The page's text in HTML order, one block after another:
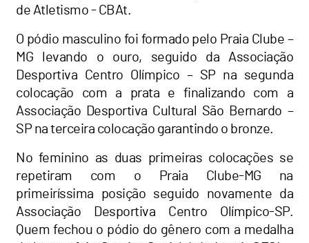
de Atletismo - CBAt.
O pódio masculino foi formado pelo Praia Clube –
MG levando o ouro, seguido da Associação
Desportiva Centro Olímpico – SP na segunda
colocação com a prata e finalizando com a
Associação Desportiva Cultural São Bernardo –
SP na terceira colocação garantindo o bronze.
No feminino as duas primeiras colocações se
repetiram com o Praia Clube-MG na
primeiríssima posição seguido novamente da
Associação Desportiva Centro Olímpico-SP.
Quem fechou o pódio do gênero com a medalha